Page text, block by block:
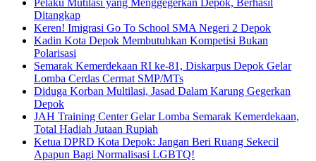
Pelaku Mutilasi yang Menggegerkan Depok, Berhasil
Ditangkap
Keren! Imigrasi Go To School SMA Negeri 2 Depok
Kadin Kota Depok Membutuhkan Kompetisi Bukan
Polarisasi
Semarak Kemerdekaan RI ke-81, Diskarpus Depok Gelar
Lomba Cerdas Cermat SMP/MTs
Diduga Korban Multilasi, Jasad Dalam Karung Gegerkan
Depok
JAH Training Center Gelar Lomba Semarak Kemerdekaan,
Total Hadiah Jutaan Rupiah
Ketua DPRD Kota Depok: Jangan Beri Ruang Sekecil
Apapun Bagi Normalisasi LGBTQ!